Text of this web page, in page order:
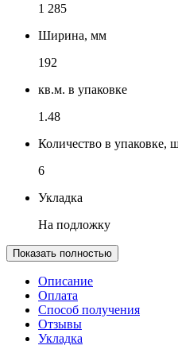
1 285
Ширина, мм
192
кв.м. в упаковке
1.48
Количество в упаковке,
6
Укладка
На подложку
Показать полностью
Описание
Оплата
Способ получения
Отзывы
Укладка